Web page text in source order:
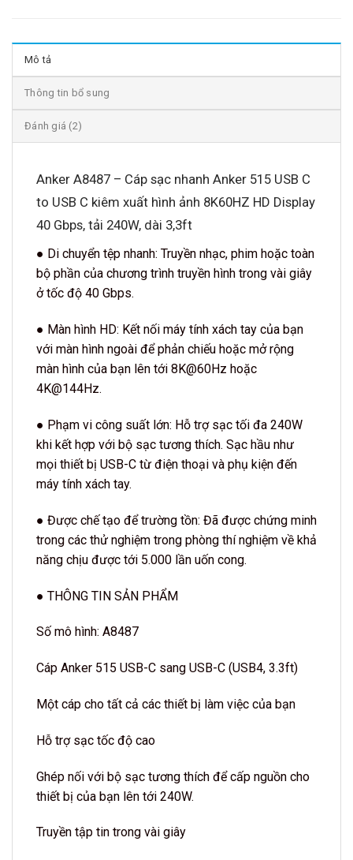
Mô tả
Thông tin bổ sung
Đánh giá (2)
Anker A8487 – Cáp sạc nhanh Anker 515 USB C
to USB C kiêm xuất hình ảnh 8K60HZ HD Display
40 Gbps, tải 240W, dài 3,3ft
● Di chuyển tệp nhanh: Truyền nhạc, phim hoặc toàn
bộ phần của chương trình truyền hình trong vài giây
ở tốc độ 40 Gbps.
● Màn hình HD: Kết nối máy tính xách tay của bạn
với màn hình ngoài để phản chiếu hoặc mở rộng
màn hình của bạn lên tới 8K@60Hz hoặc
4K@144Hz.
● Phạm vi công suất lớn: Hỗ trợ sạc tối đa 240W
khi kết hợp với bộ sạc tương thích. Sạc hầu như
mọi thiết bị USB-C từ điện thoại và phụ kiện đến
máy tính xách tay.
● Được chế tạo để trường tồn: Đã được chứng minh
trong các thử nghiệm trong phòng thí nghiệm về khả
năng chịu được tới 5.000 lần uốn cong.
● THÔNG TIN SẢN PHẨM
Số mô hình: A8487
Cáp Anker 515 USB-C sang USB-C (USB4, 3.3ft)
Một cáp cho tất cả các thiết bị làm việc của bạn
Hỗ trợ sạc tốc độ cao
Ghép nối với bộ sạc tương thích để cấp nguồn cho
thiết bị của bạn lên tới 240W.
Truyền tập tin trong vài giây